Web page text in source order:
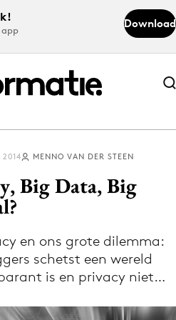
app
Download
Abonneer nu
Abonneer nu
via de Adformatie
app
MENNO VAN DER STEEN
Big Data, Big
en ons grote dilemma:
schetst een wereld
is en privacy niet…